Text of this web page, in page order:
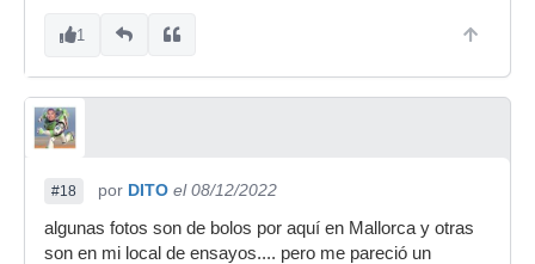
1
#18 por DITO el 08/12/2022
algunas fotos son de bolos por aquí en Mallorca y otras
son en mi local de ensayos.... pero me pareció un